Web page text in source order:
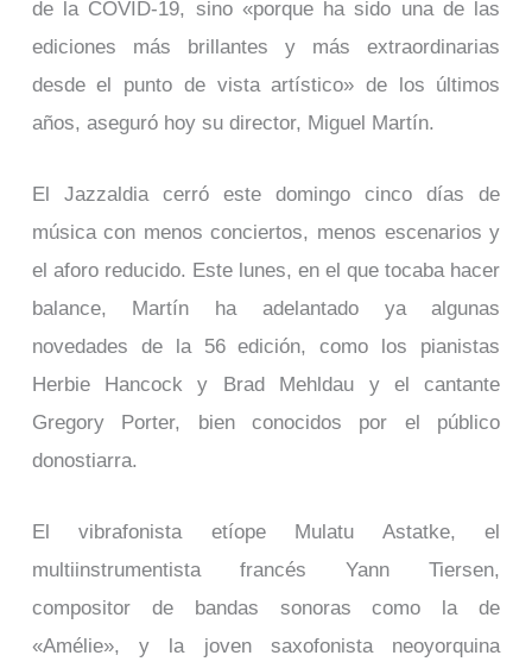
de la COVID-19, sino «porque ha sido una de las
ediciones más brillantes y más extraordinarias
desde el punto de vista artístico» de los últimos
años, aseguró hoy su director, Miguel Martín.
El Jazzaldia cerró este domingo cinco días de
música con menos conciertos, menos escenarios y
el aforo reducido. Este lunes, en el que tocaba hacer
balance, Martín ha adelantado ya algunas
novedades de la 56 edición, como los pianistas
Herbie Hancock y Brad Mehldau y el cantante
Gregory Porter, bien conocidos por el público
donostiarra.
El vibrafonista etíope Mulatu Astatke, el
multiinstrumentista francés Yann Tiersen,
compositor de bandas sonoras como la de
«Amélie», y la joven saxofonista neoyorquina